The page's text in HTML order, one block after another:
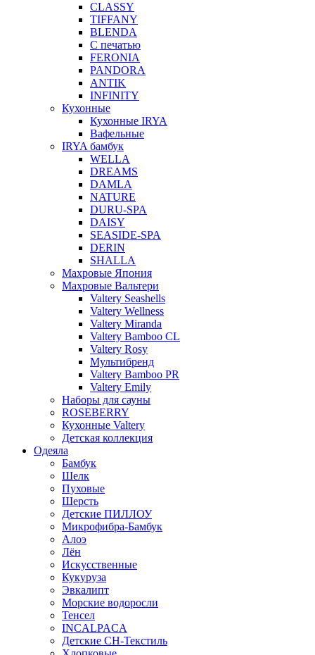
CLASSY
TIFFANY
BLENDA
С печатью
FERONIA
PANDORA
ANTIK
INFINITY
Кухонные
Кухонные IRYA
Вафельные
IRYA бамбук
WELLA
DREAMS
DAMLA
NATURE
DURU-SPA
DAISY
SEASIDE-SPA
DERIN
SHALLA
Махровые Япония
Махровые Вальтери
Valtery Seashells
Valtery Wellness
Valtery Miranda
Valtery Bamboo CL
Valtery Rosy
Мультибренд
Valtery Bamboo PR
Valtery Emily
Наборы для сауны
ROSEBERRY
Кухонные Valtery
Детская коллекция
Одеяла
Бамбук
Шелк
Пуховые
Шерсть
Детские ПИЛЛОУ
Микрофибра-Бамбук
Алоэ
Лён
Искусственные
Кукуруза
Эвкалипт
Морские водоросли
Тенсел
INCALPACA
Детские СН-Текстиль